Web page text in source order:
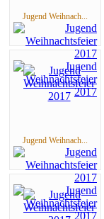
Jugend Weihnach...
Jugend Weihnach...